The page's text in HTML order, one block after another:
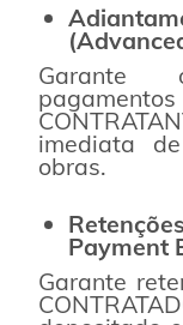
Garante
imediata
obras.
Payment
Garante